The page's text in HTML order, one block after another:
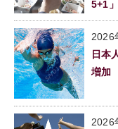
5+1
2026
日本
増加
2026